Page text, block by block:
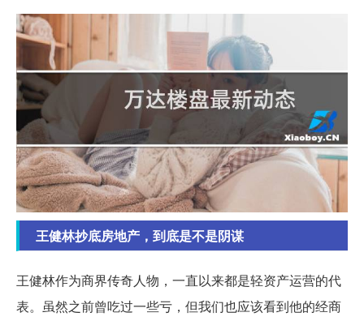
王健林抄底房地产，到底是不是阴谋
王健林作为商界传奇人物，一直以来都是轻资产运营的代
表。虽然之前曾吃过一些亏，但我们也应该看到他的经商